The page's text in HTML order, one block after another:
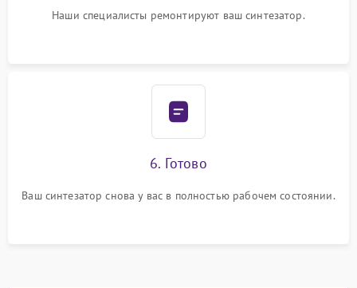
Наши специалисты ремонтируют ваш синтезатор.
6. Готово
Ваш синтезатор снова у вас в полностью рабочем состоянии.